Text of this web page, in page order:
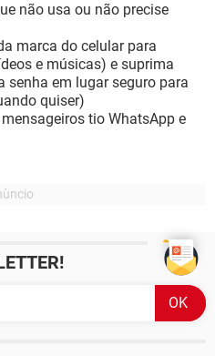
não usa ou não precise
marca do celular para
e músicas) e suprima
senha em lugar seguro para
quiser)
tio WhatsApp e